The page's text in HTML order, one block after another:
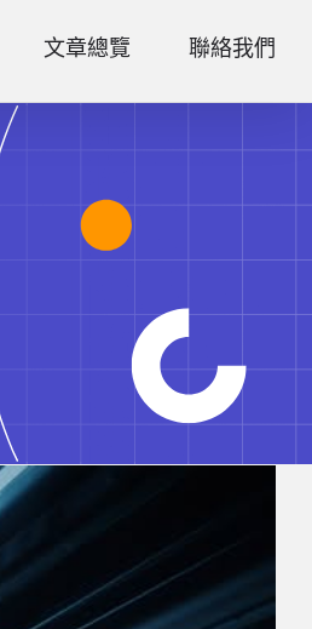
文章總覽 聯絡我們